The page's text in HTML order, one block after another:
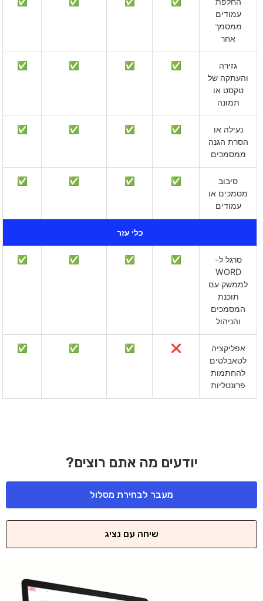
עמודים
ממסמך
אחר
גזירה
והעתקה של
טקסט או
תמונה
✅
✅
✅
✅
נעילה או
הסרת הגנה
ממסמכים
✅
✅
✅
✅
סיבוב
מסמכים או
עמודים
✅
✅
✅
✅
כלי עזר
סרגל ל-
WORD
לממשק עם
תוכנת
המסמכים
והניהול
✅
✅
✅
✅
אפליקציה
לטאבלטים
להחתמות
פרונטליות
❌
✅
✅
✅
יודעים מה אתם רוצים?
מעבר לבחירת מסלול
שיחה עם נציג